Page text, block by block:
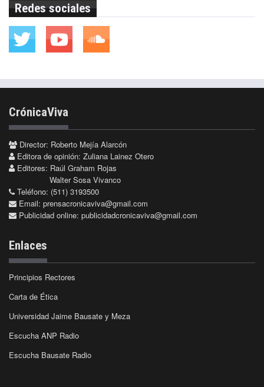
Redes sociales
CrónicaViva
Director: Roberto Mejía Alarcón
Editora de opinión: Zuliana Lainez Otero
Editores: Raúl Graham Rojas
Walter Sosa Vivanco
Teléfono: (511) 3193500
Email: prensacronicaviva@gmail.com
Publicidad online: publicidadcronicaviva@gmail.com
Enlaces
Principios Rectores
Carta de Ética
Universidad Jaime Bausate y Meza
Escucha ANP Radio
Escucha Bausate Radio